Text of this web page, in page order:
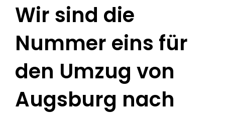
Wir sind die
Nummer eins für
den Umzug von
Augsburg nach